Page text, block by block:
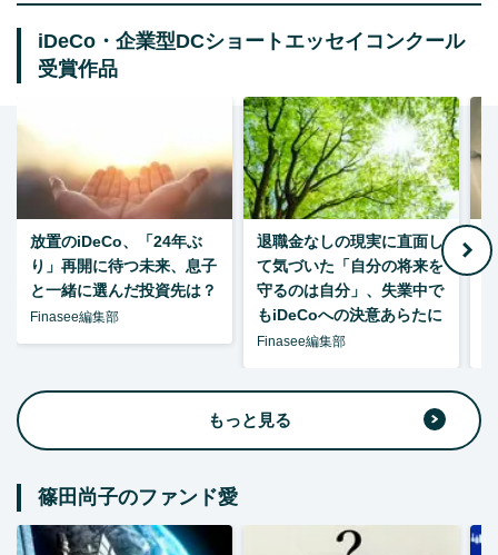
iDeCo・企業型DCショートエッセイコンクール
受賞作品
放置のiDeCo、「24年ぶ
り」再開に待つ未来、息子
と一緒に選んだ投資先は？
Finasee編集部
退職金なしの現実に直面し
て気づいた「自分の将来を
守るのは自分」、失業中で
もiDeCoへの決意あらたに
Finasee編集部
もっと見る
篠田尚子のファンド愛